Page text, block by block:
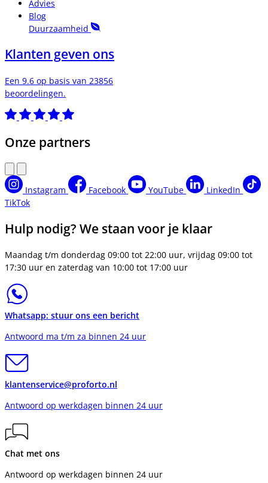
Advies
Blog
Duurzaamheid
Klanten geven ons
Een 9.6 op basis van 23856
beoordelingen.
Onze partners
Instagram Facebook YouTube
LinkedIn
TikTok
Hulp nodig? We staan voor je klaar
Maandag t/m donderdag 09:00 tot 22:00 uur, vrijdag 09:00 tot
17:30 uur en zaterdag van 10:00 tot 17:00 uur
Whatsapp: stuur ons een bericht
Antwoord ma t/m za binnen 24 uur
klantenservice@proforto.nl
Antwoord op werkdagen binnen 24 uur
Chat met ons
Antwoord op werkdagen binnen 24 uur